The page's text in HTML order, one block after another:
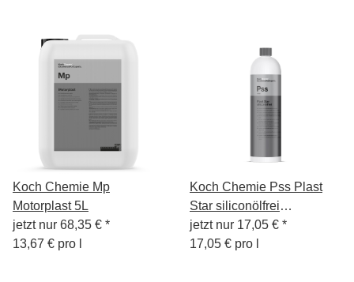
Koch Chemie Mp
Motorplast 5L
jetzt nur 68,35 € *
13,67 € pro l
Koch Chemie Pss Plast
Star siliconölfrei
Kunststoff-Pflege 1L
jetzt nur 17,05 € *
17,05 € pro l